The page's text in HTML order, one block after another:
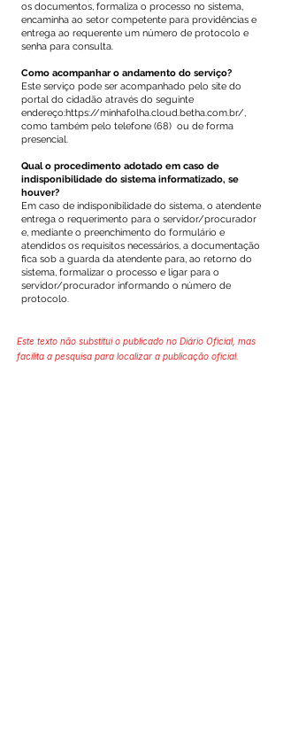
os documentos, formaliza o processo no sistema,
encaminha ao setor competente para providências e
entrega ao requerente um número de protocolo e
senha para consulta.
Como acompanhar o andamento do serviço?
Este serviço pode ser acompanhado pelo site do
portal do cidadão através do seguinte
endereço:https://minhafolha.cloud.betha.com.br/,
como também pelo telefone (68) ou de forma
presencial.
Qual o procedimento adotado em caso de
indisponibilidade do sistema informatizado, se
houver?
Em caso de indisponibilidade do sistema, o atendente
entrega o requerimento para o servidor/procurador
e, mediante o preenchimento do formulário e
atendidos os requisitos necessários, a documentação
fica sob a guarda da atendente para, ao retorno do
sistema, formalizar o processo e ligar para o
servidor/procurador informando o número de
protocolo.
Este texto não substitui o publicado no Diário Oficial, mas
facilita a pesquisa para localizar a publicação oficial.